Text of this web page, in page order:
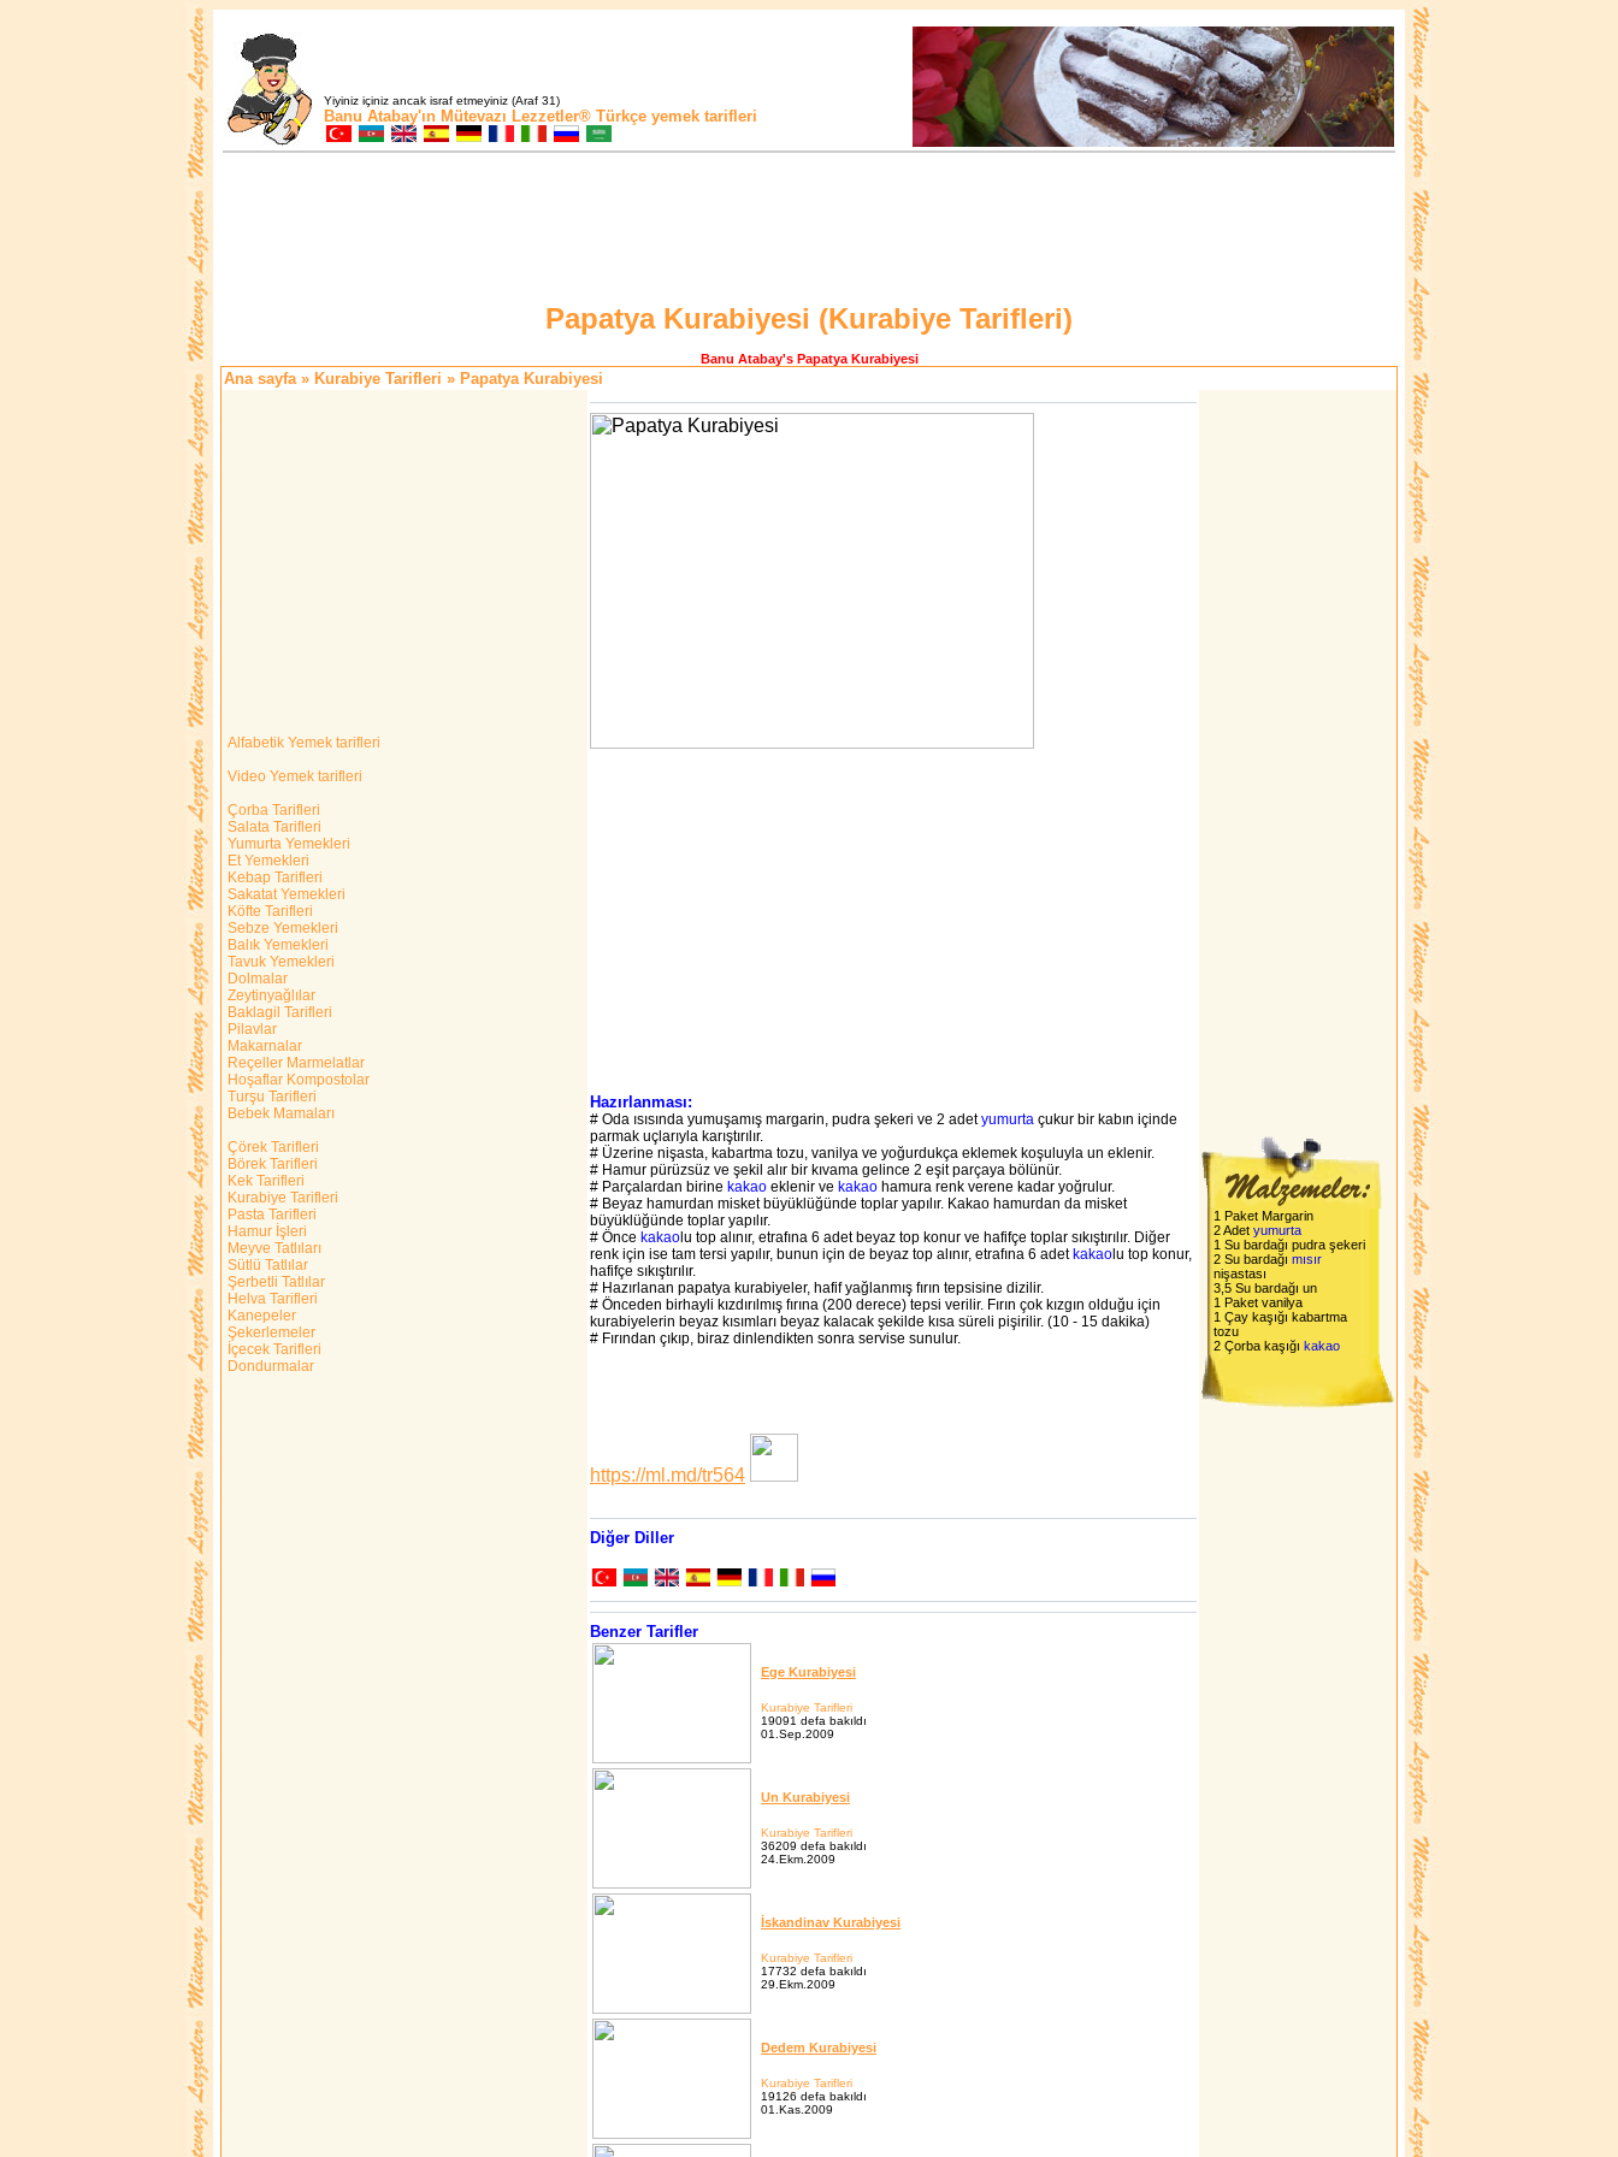
Yiyiniz içiniz ancak israf etmeyiniz (Araf 31)
Banu Atabay'ın Mütevazı Lezzetler® Türkçe yemek tarifleri
Papatya Kurabiyesi (Kurabiye Tarifleri)
Banu Atabay's Papatya Kurabiyesi
Ana sayfa» Kurabiye Tarifleri » Papatya Kurabiyesi
Alfabetik Yemek tarifleri
Video Yemek tarifleri
Çorba Tarifleri
Salata Tarifleri
Yumurta Yemekleri
Et Yemekleri
Kebap Tarifleri
Sakatat Yemekleri
Köfte Tarifleri
Sebze Yemekleri
Balık Yemekleri
Tavuk Yemekleri
Dolmalar
Zeytinyağlılar
Baklagil Tarifleri
Pilavlar
Makarnalar
Reçeller Marmelatlar
Hoşaflar Kompostolar
Turşu Tarifleri
Bebek Mamaları
Çörek Tarifleri
Börek Tarifleri
Kek Tarifleri
Kurabiye Tarifleri
Pasta Tarifleri
Hamur İşleri
Meyve Tatlıları
Sütlü Tatlılar
Şerbetli Tatlılar
Helva Tarifleri
Kanepeler
Şekerlemeler
İçecek Tarifleri
Dondurmalar
Hazırlanması:
# Oda ısısında yumuşamış margarin, pudra şekeri ve 2 adetyumurta çukur bir kabın içinde
parmak uçlarıyla karıştırılır.
# Üzerine nişasta, kabartma tozu, vanilya ve yoğurdukça eklemek koşuluyla un eklenir.
# Hamur pürüzsüz ve şekil alır bir kıvama gelince 2 eşit parçaya bölünür.
# Parçalardan birine kakao eklenir ve kakao hamura renk verene kadar yoğrulur.
# Beyaz hamurdan misket büyüklüğünde toplar yapılır. Kakao hamurdan da misket
büyüklüğünde toplar yapılır.
# Önce kakao lu top alınır, etrafına 6 adet beyaz top konur ve hafifçe toplar sıkıştırılır. Diğer
renk için ise tam tersi yapılır, bunun için de beyaz top alınır, etrafına 6 adet kakao lu top konur,
hafifçe sıkıştırılır.
# Hazırlanan papatya kurabiyeler, hafif yağlanmış fırın tepsisine dizilir.
# Önceden birhayli kızdırılmış fırına (200 derece) tepsi verilir. Fırın çok kızgın olduğu için
kurabiyelerin beyaz kısımları beyaz kalacak şekilde kısa süreli pişirilir. (10 - 15 dakika)
# Fırından çıkıp, biraz dinlendikten sonra servise sunulur.
https://ml.md/tr564
Diğer Diller
Benzer Tarifler
Ege Kurabiyesi
Kurabiye Tarifleri
19091 defa bakıldı
01.Sep.2009
Un Kurabiyesi
Kurabiye Tarifleri
36209 defa bakıldı
24.Ekm.2009
İskandinav Kurabiyesi
Kurabiye Tarifleri
17732 defa bakıldı
29.Ekm.2009
Dedem Kurabiyesi
Kurabiye Tarifleri
19126 defa bakıldı
01.Kas.2009
1 Paket Margarin
2 Adet yumurta
1 Su bardağı pudra şekeri
2 Su bardağı mısır
nişastası
3,5 Su bardağı un
1 Paket vanilya
1 Çay kaşığı kabartma
tozu
2 Çorba kaşığı kakao